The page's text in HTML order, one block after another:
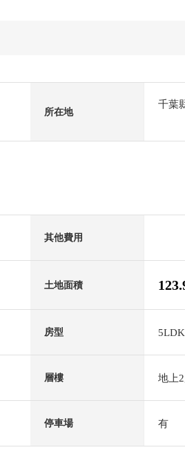
所在地
千葉
其他費用
土地面積
房型 5LDK
層樓 地上
停車場 有